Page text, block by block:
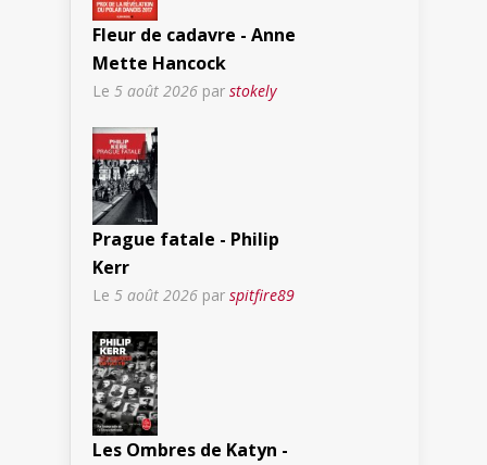
Fleur de cadavre - Anne
Mette Hancock
Le 5 août 2026 par stokely
Prague fatale - Philip
Kerr
Le 5 août 2026 par spitfire89
Les Ombres de Katyn -